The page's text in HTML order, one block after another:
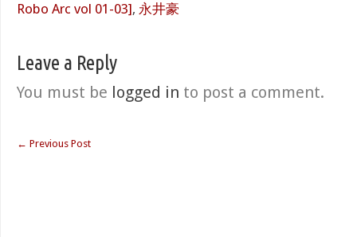
Robo Arc vol 01-03], 永井豪
Leave a Reply
You must be logged in to post a comment.
← Previous Post